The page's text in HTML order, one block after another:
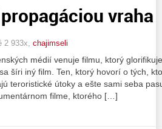
vraha
2 933x, chajimseli
médií venuje filmu, ktorý
šíri iný film. Ten, ktorý hovorí o tých,
teroristické útoky a ešte sami seba
filme, ktorého […]